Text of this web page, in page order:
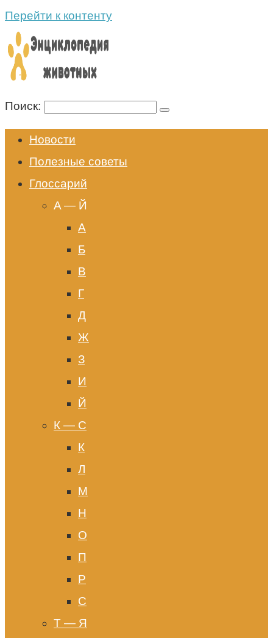
Перейти к контенту
Поиск:
Новости
Полезные советы
Глоссарий
A — Й
А
Б
В
Г
Д
Ж
З
И
Й
К — С
К
Л
М
Н
О
П
Р
С
Т — Я